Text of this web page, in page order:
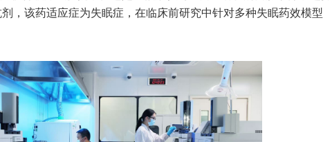
，该药适应症为失眠症，在临床前研究中针对多种失眠药效模型